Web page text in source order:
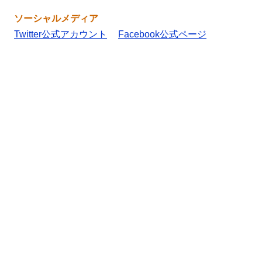
ソーシャルメディア
Twitter公式アカウント
Facebook公式ページ